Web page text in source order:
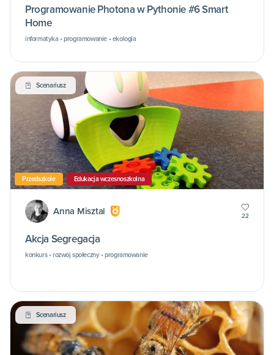
Programowanie Photona w Pythonie #6 Smart
Home
informatyka • programowanie • ekologia
Scenariusz
Przedszkole Edukacja wczesnoszkolna
Anna Misztal 22
Akcja Segregacja
konkurs • rozwój społeczny • programowanie
Scenariusz